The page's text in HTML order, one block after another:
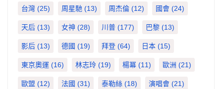
台灣 (25) 周星馳 (13) 周杰倫 (12) 國會 (24)
天后 (13) 女神 (28) 川普 (177) 巴黎 (13)
影后 (13) 德國 (19) 拜登 (64) 日本 (15)
東京奧運 (16) 林志玲 (19) 楊冪 (11) 歐洲 (21)
歐盟 (12) 法國 (31) 泰勒絲 (18) 演唱會 (21)